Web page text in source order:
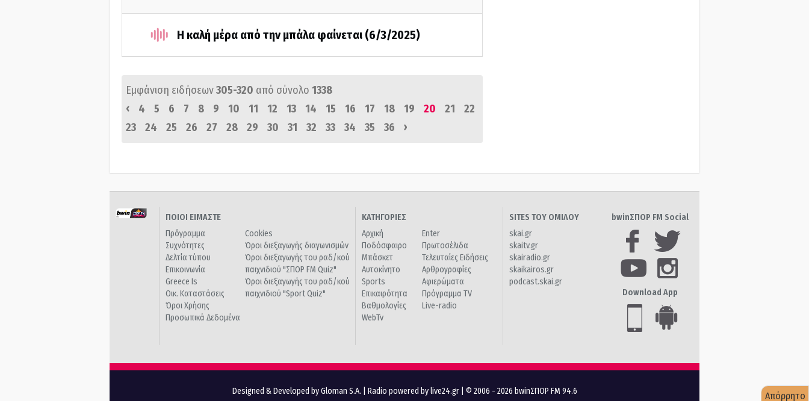
Η καλή μέρα από την μπάλα φαίνεται (6/3/2025)
Εμφάνιση ειδήσεων305-320 από σύνολο 1338
‹
4 5 6 7 8 9 10 11 12 13 14 15 16 17 18 19 20 21
22
23
24 25 26 27 28 29 30 31 32 33 34 35 36 ›
ΠΟΙΟΙ ΕΙΜΑΣΤΕ
Πρόγραμμα
Συχνότητες
Δελτία τύπου
Επικοινωνία
Greece Is
Οικ. Καταστάσεις
Όροι Χρήσης
Προσωπικά Δεδομένα
Cookies
Όροι διεξαγωγής διαγωνισμών
Όροι διεξαγωγής του ραδ/κού
παιχνιδιού "ΣΠΟΡ FM Quiz"
Όροι διεξαγωγής του ραδ/κού
παιχνιδιού "Sport Quiz"
ΚΑΤΗΓΟΡΙΕΣ
Αρχική
Ποδόσφαιρο
Μπάσκετ
Αυτοκίνητο
Sports
Επικαιρότητα
Βαθμολογίες
WebTv
Enter
Πρωτοσέλιδα
Τελευταίες Ειδήσεις
Αρθρογραφίες
Αφιερώματα
Πρόγραμμα TV
Live-radio
SITES ΤΟΥ ΟΜΙΛΟΥ
skai.gr
skaitv.gr
skairadio.gr
skaikairos.gr
podcast.skai.gr
bwinΣΠΟΡ FM Social
Download App
Designed & Developed by Gloman S.A. Radio powered by live24.gr | © 2006 - 2026 bwinΣΠΟΡ FM 94.6 Απόρρητο